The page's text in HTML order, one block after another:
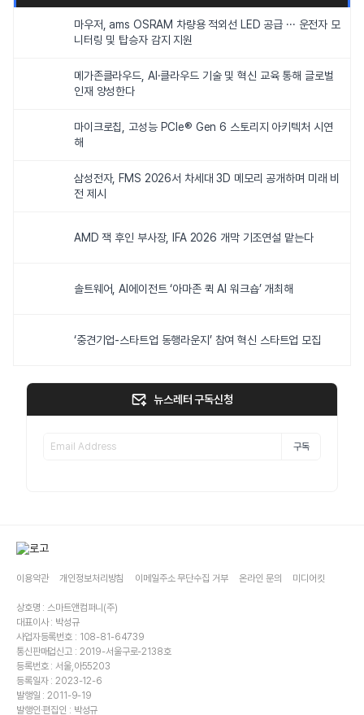
마우저, ams OSRAM 차량용 적외선 LED 공급 ··· 운전자 모
니터링 및 탑승자 감지 지원
메가존클라우드, AI·클라우드 기술 및 혁신 교육 통해 글로벌
인재 양성한다
마이크로칩, 고성능 PCIe® Gen 6 스토리지 아키텍처 시연
해
삼성전자, FMS 2026서 차세대 3D 메모리 공개하며 미래 비
전 제시
AMD 잭 후인 부사장, IFA 2026 개막 기조연설 맡는다
솔트웨어, AI에이전트 ‘아마존 퀵 AI 워크숍’ 개최해
‘중견기업-스타트업 동행라운지’ 참여 혁신 스타트업 모집
뉴스레터 구독신청
구독
이용약관 개인정보처리방침 이메일주소 무단수집 거부 온라인 문의 미디어킷
상호명 : 스마트앤컴퍼니(주)
대표이사 : 박성규
사업자등록번호 : 108-81-64739
통신판매업신고 : 2019-서울구로-2138호
등록번호 : 서울,아55203
등록일자 : 2023-12-6
발행일 : 2011-9-19
발행인·편집인 : 박성규